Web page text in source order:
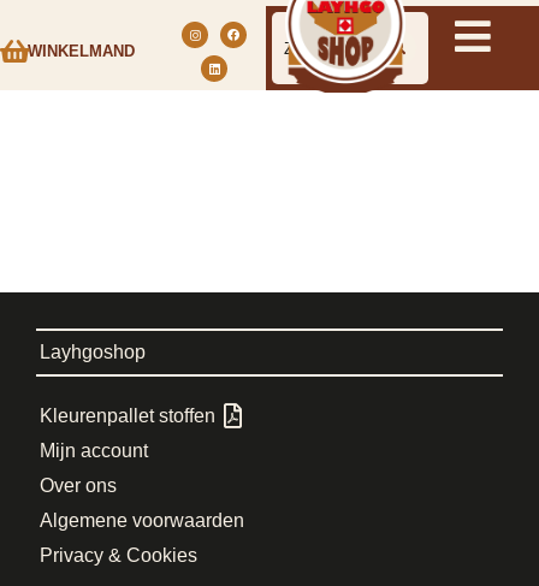
WINKELMAND
Layhgoshop
Kleurenpallet stoffen
Mijn account
Over ons
Algemene voorwaarden
Privacy & Cookies